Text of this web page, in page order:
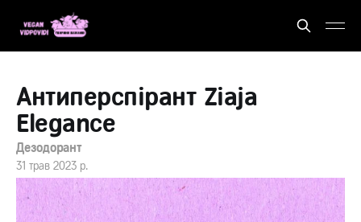
Антиперспірант Ziaja
Elegance
Дезодорант
31 трав 2023 р.